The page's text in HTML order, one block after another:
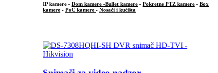
IP kamere - Dom kamere -Bullet kamere - Pokretne PTZ kamere - Box
kamere - PoC kamere - Nosači i kućišta